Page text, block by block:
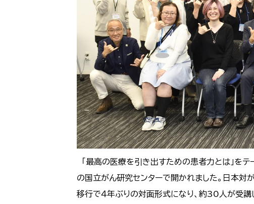
「最高の医療を引き出すための患者力とは」をテ
の国立がん研究センターで開かれました。日本対
移行で４年ぶりの対面形式になり、約30人が受講